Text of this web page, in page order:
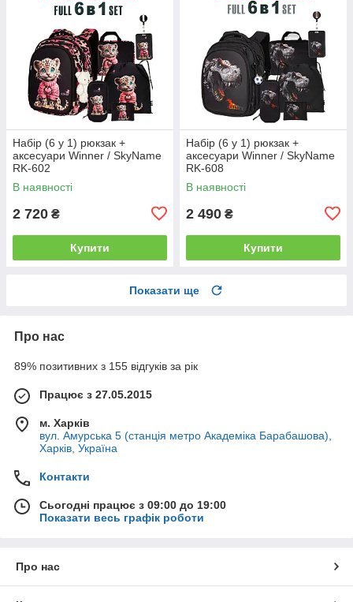
Набір (6 у 1) рюкзак +
аксесуари Winner / SkyName
RK-602
В наявності
2 720 ₴
Купити
Набір (6 у 1) рюкзак +
аксесуари Winner / SkyName
RK-608
В наявності
2 490 ₴
Купити
Показати ще
Про нас
89% позитивних з 155 відгуків за рік
Працює з 27.05.2015
м. Харків
вул. Амурська 5 (станція метро Академіка Барабашова),
Харків, Україна
Контакти
Сьогодні працює з 09:00 до 19:00
Показати весь графік роботи
Про нас